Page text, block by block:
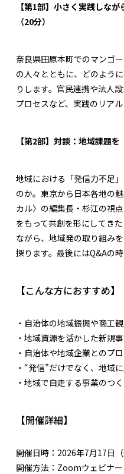
【第1部】小さく実践しな
（20分）
奈良県田原本町でのマンゴ
の人々とともに、どのよう
りします。官民連携や法人
プロセスなど、実践のリアル
【第2部】対談：地域課題
地域における「発信力不足
のか。東京から日本各地の
カル〉の編集長・杉江の視
をもって共創を形にしてき
ながら、地域発の取り組み
探ります。最後にはQ&Aの
【こんな方におすすめ】
・自治体の地域振興や商工
・地域資源を活かした新規
・自治体や地域企業とのプ
・“発信”だけでなく、地域
・地域で自走する事業のつ
【開催詳細】
開催日時：2026年7月17日
開催方法：Zoomウェビナ